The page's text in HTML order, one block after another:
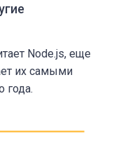
Node.js, еще
их самыми
года.